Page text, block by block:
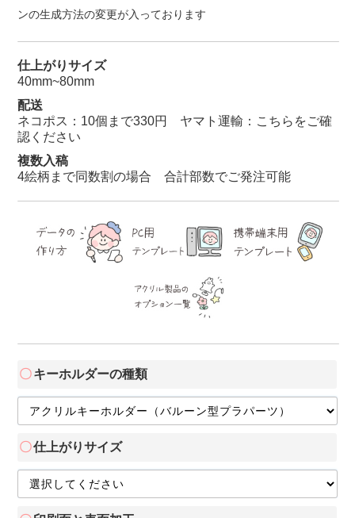
ンの生成方法の変更が入っております
仕上がりサイズ
40mm~80mm
配送
ネコポス：10個まで330円 ヤマト運輸： こちらをご確
認ください
複数入稿
4絵柄まで同数割の場合 合計部数でご発注可能
キーホルダーの種類
仕上がりサイズ